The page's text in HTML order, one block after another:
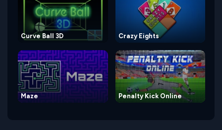
Curve Ball 3D Crazy Eights
Maze Penalty Kick Online